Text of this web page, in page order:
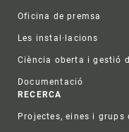
Oficina de premsa
Les instal·lacions
Ciència oberta i gestió
Documentació
RECERCA
Projectes, eines i grups